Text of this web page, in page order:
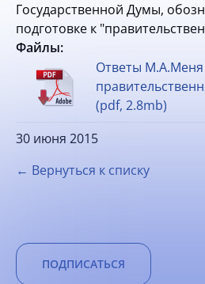
Государственной Думы,
подготовке к
Файлы:
Ответы
(pdf, 2.8mb)
30 июня 2015
← Вернуться к списку
ПОДПИСАТЬСЯ